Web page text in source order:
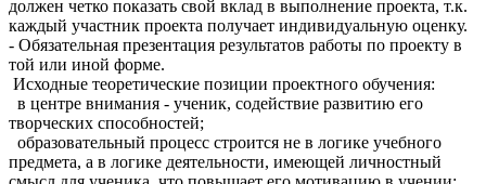
должен четко показать свой вклад в выполнение проекта, т.к.
каждый участник проекта получает индивидуальную оценку.
- Обязательная презентация результатов работы по проекту в
той или иной форме.
Исходные теоретические позиции проектного обучения:
в центре внимания - ученик, содействие развитию его
творческих способностей;
образовательный процесс строится не в логике учебного
предмета, а в логике деятельности, имеющей личностный